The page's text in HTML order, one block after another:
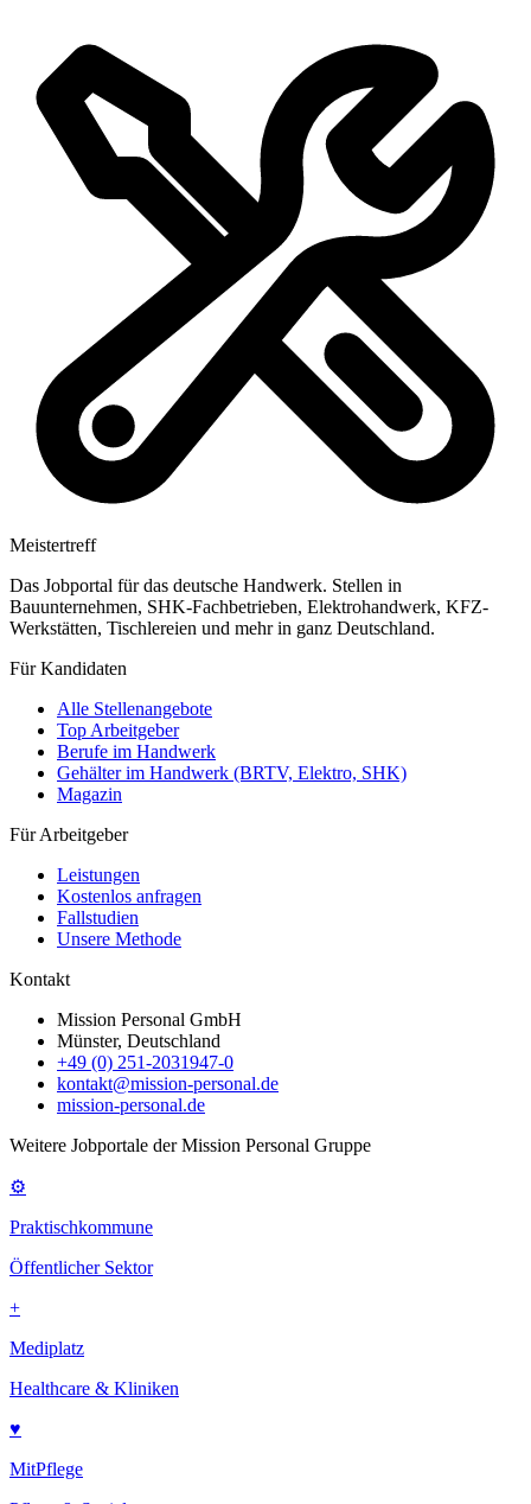
Meistertreff
Das Jobportal für das deutsche Handwerk. Stellen in
Bauunternehmen, SHK-Fachbetrieben, Elektrohandwerk, KFZ-
Werkstätten, Tischlereien und mehr in ganz Deutschland.
Für Kandidaten
Alle Stellenangebote
Top Arbeitgeber
Berufe im Handwerk
Gehälter im Handwerk (BRTV, Elektro, SHK)
Magazin
Für Arbeitgeber
Leistungen
Kostenlos anfragen
Fallstudien
Unsere Methode
Kontakt
Mission Personal GmbH
Münster, Deutschland
+49 (0) 251-2031947-0
kontakt@mission-personal.de
mission-personal.de
Weitere Jobportale der Mission Personal Gruppe
⚙
Praktischkommune
Öffentlicher Sektor
+
Mediplatz
Healthcare & Kliniken
♥
MitPflege